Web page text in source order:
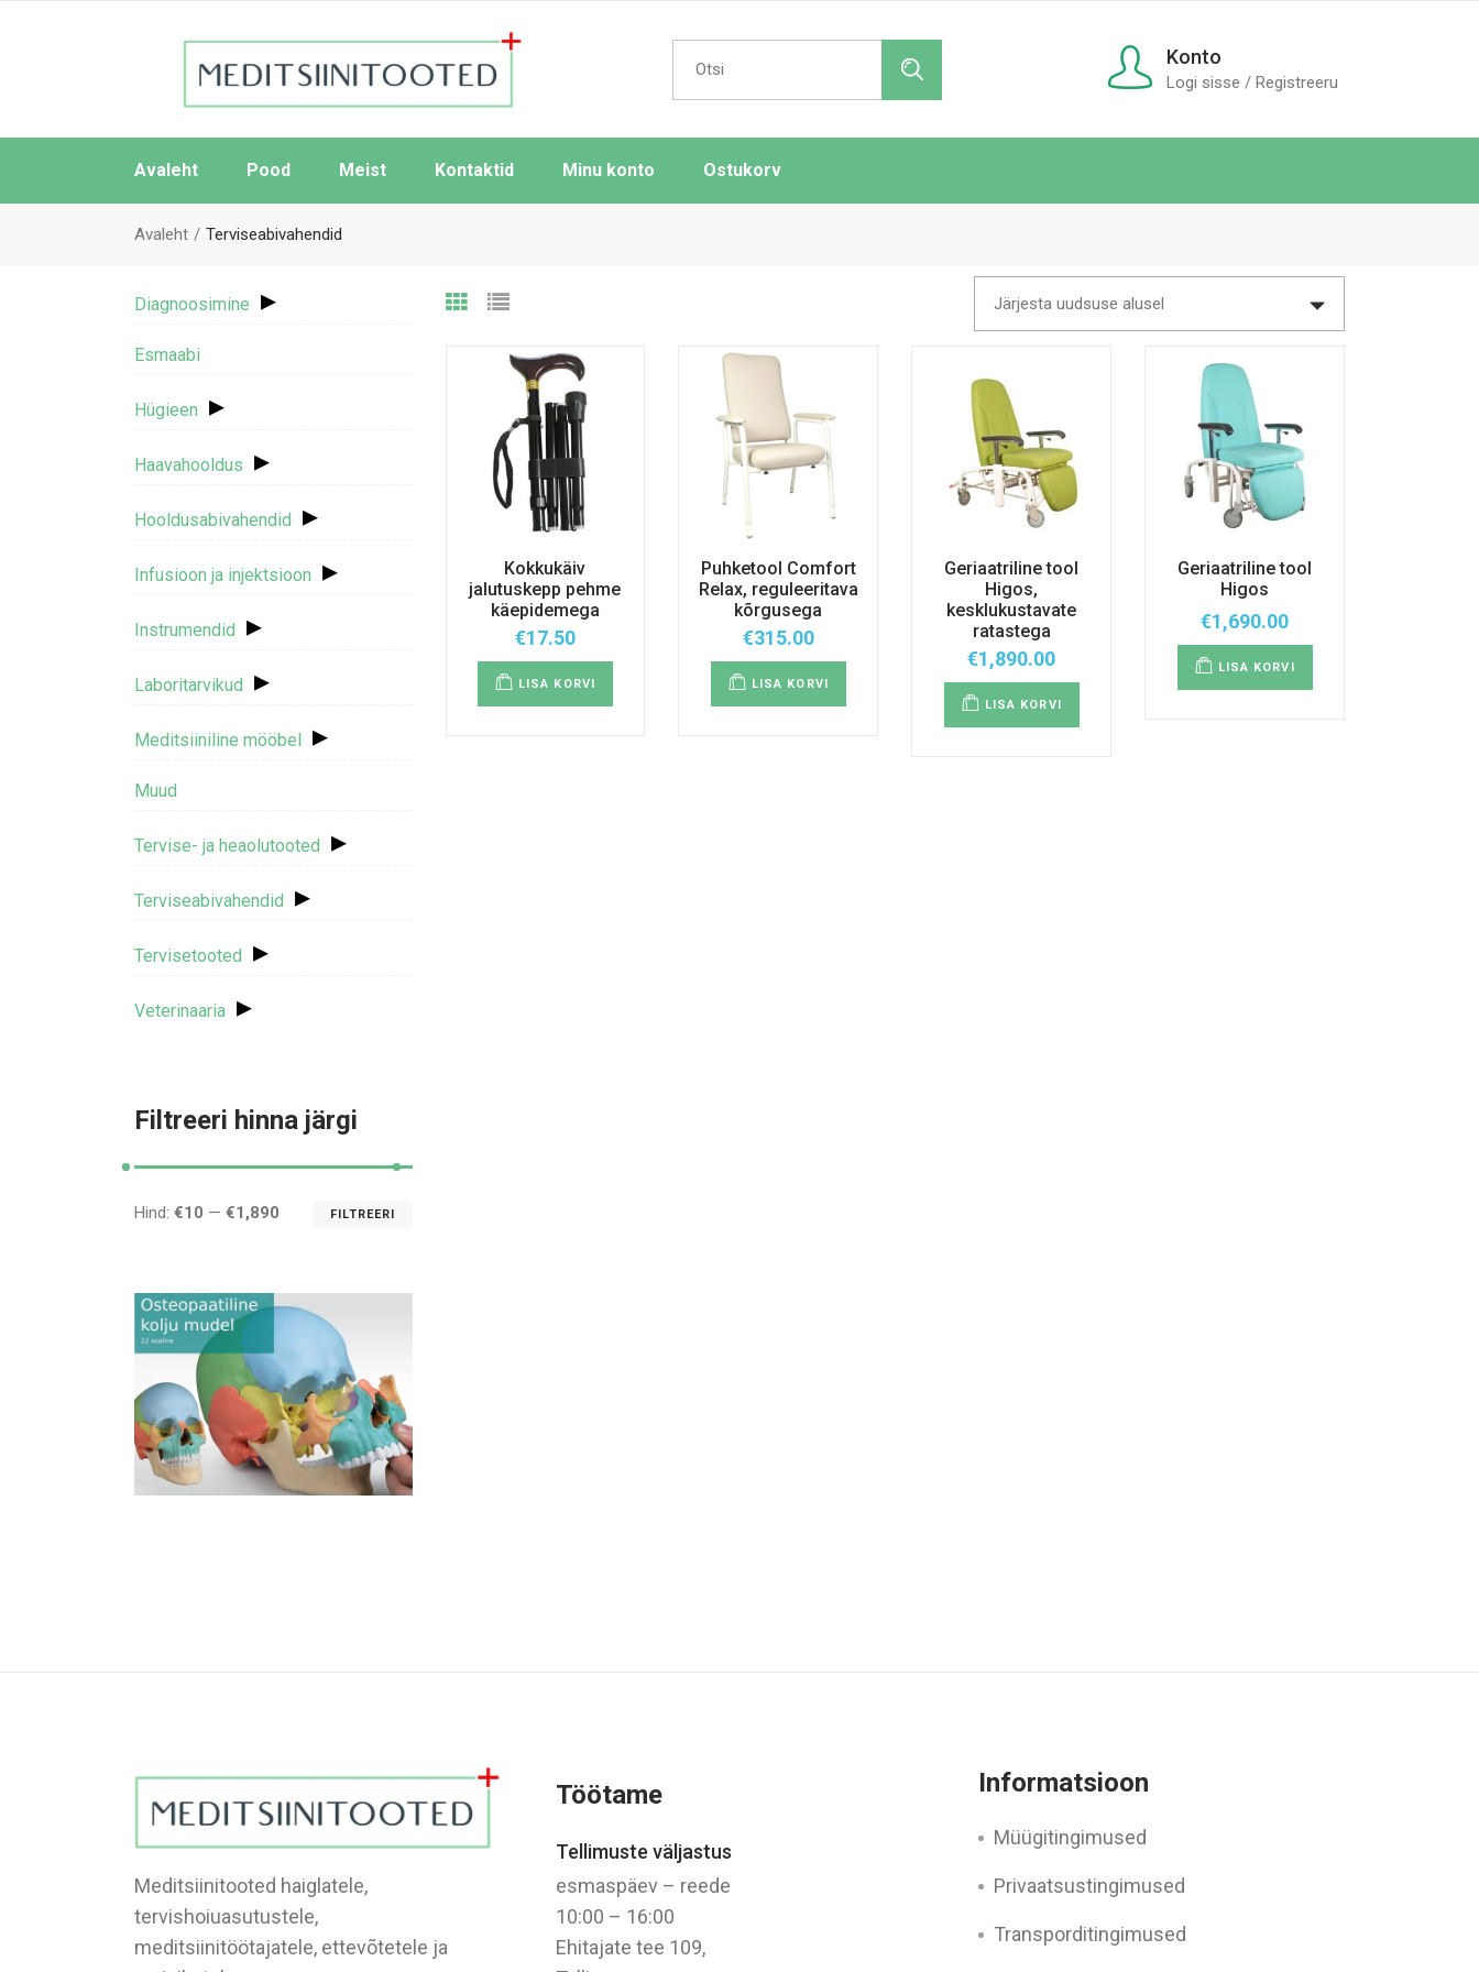
Search
for:
Konto
Logi sisse / Registreeru
Avaleht Pood Meist Kontaktid Minu konto Ostukorv
Avaleht Terviseabivahendid
Järjesta uudsuse alusel
Kokkukäiv
jalutuskepp pehme
käepidemega
€17.50
LISA KORVI
Puhketool Comfort
Relax, reguleeritava
kõrgusega
€315.00
LISA KORVI
Geriaatriline tool
Higos,
kesklukustavate
ratastega
€1,890.00
LISA KORVI
Geriaatriline tool
Higos
€1,690.00
LISA KORVI
Diagnoosimine ▸
Esmaabi
Hügieen ▸
Haavahooldus ▸
Hooldusabivahendid ▸
Infusioon ja injektsioon ▸
Instrumendid ▸
Laboritarvikud ▸
Meditsiiniline mööbel ▸
Muud
Tervise- ja heaolutooted ▸
Terviseabivahendid ▸
Tervisetooted ▸
Veterinaaria ▸
Filtreeri hinna järgi
FILTREERI
Hind: €10 — €1,890
Meditsiinitooted haiglatele,
tervishoiuasutustele,
meditsiinitöötajatele, ettevõtetele ja
Töötame
Tellimuste väljastus
esmaspäev – reede
10:00 – 16:00
Ehitajate tee 109,
Informatsioon
Müügitingimused
Privaatsustingimused
Transporditingimused